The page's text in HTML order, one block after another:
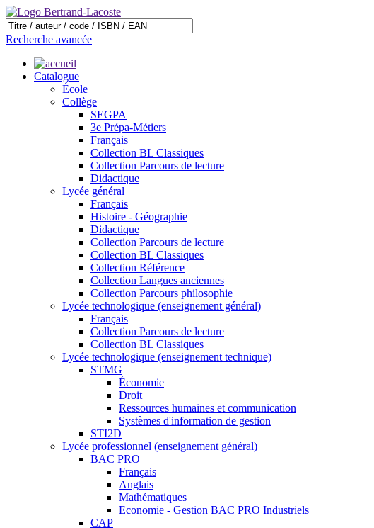
Recherche avancée
Catalogue
École
Collège
SEGPA
3e Prépa-Métiers
Français
Collection BL Classiques
Collection Parcours de lecture
Didactique
Lycée général
Français
Histoire - Géographie
Didactique
Collection Parcours de lecture
Collection BL Classiques
Collection Référence
Collection Langues anciennes
Collection Parcours philosophie
Lycée technologique (enseignement général)
Français
Collection Parcours de lecture
Collection BL Classiques
Lycée technologique (enseignement technique)
STMG
Économie
Droit
Ressources humaines et communication
Systèmes d'information de gestion
STI2D
Lycée professionnel (enseignement général)
BAC PRO
Français
Anglais
Mathématiques
Economie - Gestion BAC PRO Industriels
CAP